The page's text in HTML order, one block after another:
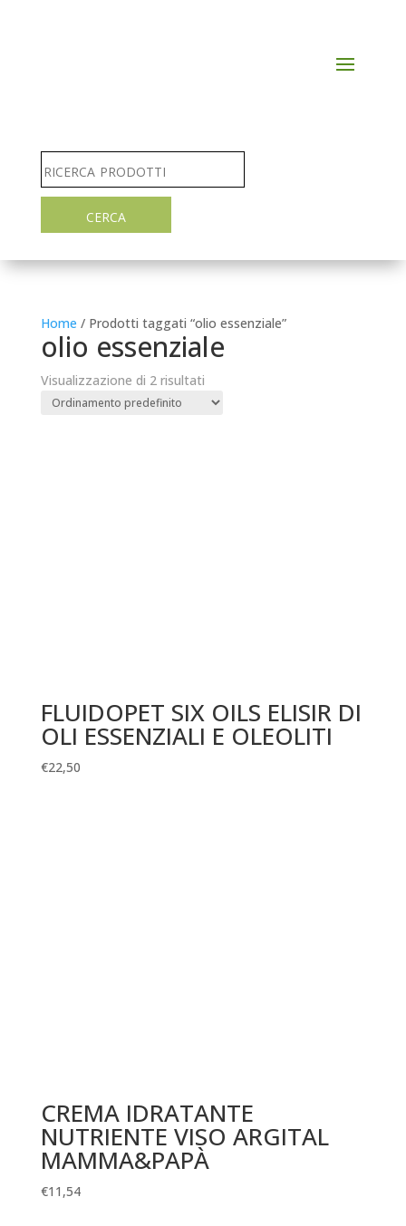
Home / Prodotti taggati “olio essenziale”
olio essenziale
Visualizzazione di 2 risultati
FLUIDOPET SIX OILS ELISIR DI
OLI ESSENZIALI E OLEOLITI
€22,50
CREMA IDRATANTE
NUTRIENTE VISO ARGITAL
MAMMA&PAPÀ
€11,54